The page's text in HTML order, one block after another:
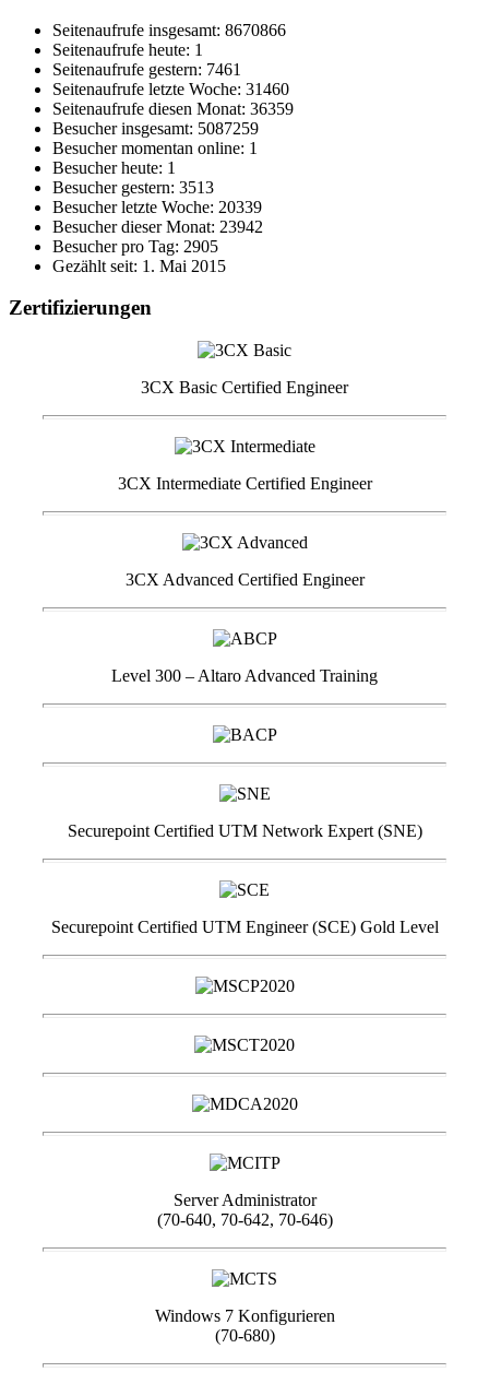
Seitenaufrufe insgesamt: 8670866
Seitenaufrufe heute: 1
Seitenaufrufe gestern: 7461
Seitenaufrufe letzte Woche: 31460
Seitenaufrufe diesen Monat: 36359
Besucher insgesamt: 5087259
Besucher momentan online: 1
Besucher heute: 1
Besucher gestern: 3513
Besucher letzte Woche: 20339
Besucher dieser Monat: 23942
Besucher pro Tag: 2905
Gezählt seit: 1. Mai 2015
Zertifizierungen
3CX Basic Certified Engineer
3CX Intermediate Certified Engineer
3CX Advanced Certified Engineer
Level 300 – Altaro Advanced Training
Securepoint Certified UTM Network Expert (SNE)
Securepoint Certified UTM Engineer (SCE) Gold Level
Server Administrator
(70-640, 70-642, 70-646)
Windows 7 Konfigurieren
(70-680)